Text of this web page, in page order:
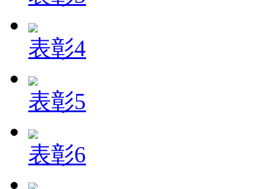
表彰4
表彰5
表彰6